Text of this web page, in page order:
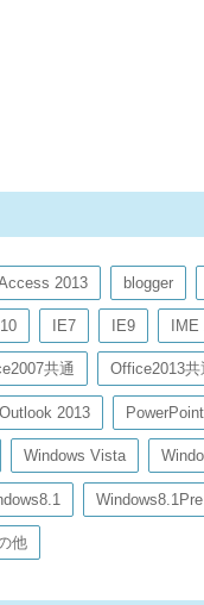
2013 blogger
IE7 IE9
共通 Office2013共
Outlook 2013
Windows Vista
Windows8.1Pre
他